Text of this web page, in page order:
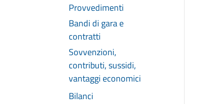
Provvedimenti
Bandi di gara e
contratti
Sovvenzioni,
contributi, sussidi,
vantaggi economici
Bilanci